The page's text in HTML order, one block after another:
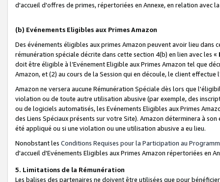
d'accueil d'offres de primes, répertoriées en Annexe, en relation avec
(b) Evénements Eligibles aux Primes Amazon
Des événements éligibles aux primes Amazon peuvent avoir lieu dans
rémunération spéciale décrite dans cette section 4(b) en lien avec les «
doit être éligible à l’Evénement Eligible aux Primes Amazon tel que
Amazon, et (2) au cours de la Session qui en découle, le client
Amazon ne versera aucune Rémunération Spéciale dès lors que
violation ou de toute autre utilisation abusive (par exemple, des
ou de logiciels automatisés, les Evénements Eligibles aux Primes
des Liens Spéciaux présents sur votre Site). Amazon déterminera à
été appliqué ou si une violation ou une utilisation abusive a eu lieu.
Nonobstant les Conditions Requises pour la Participation au
d'accueil d'Evénements Eligibles aux Primes Amazon répertoriées en
5. Limitations de la Rémunération
Les balises des partenaires ne doivent être utilisées que pour